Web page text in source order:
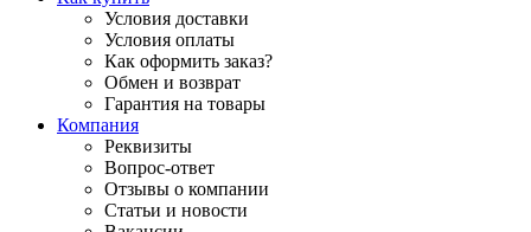
Условия доставки
Условия оплаты
Как оформить заказ?
Обмен и возврат
Гарантия на товары
Компания
Реквизиты
Вопрос-ответ
Отзывы о компании
Статьи и новости